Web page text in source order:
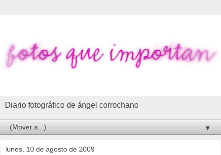
Diario fotográfico de ángel corrochano
▼
lunes, 10 de agosto de 2009